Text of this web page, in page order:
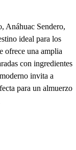
Anáhuac Sendero,
ideal para los
ofrece una amplia
con ingredientes
invita a
para un almuerzo